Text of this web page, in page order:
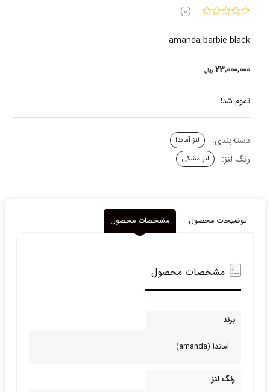
(0)
amanda barbie black
23,000,000 ریال
تموم شد!
دسته‌بندی: لنز آماندا
رنگ لنز: لنز مشکی
توضیحات محصول مشخصات محصول
مشخصات محصول
برند
آماندا (amanda)
رنگ لنز